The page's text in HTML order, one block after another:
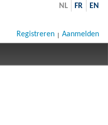
NL FR EN
Registreren Aanmelden